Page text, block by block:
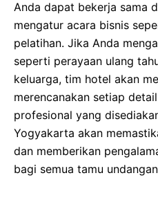
Anda dapat bekerja sama
mengatur acara bisnis
pelatihan. Jika Anda
seperti perayaan ulang
keluarga, tim hotel akan
merencanakan setiap
profesional yang
Yogyakarta akan
dan memberikan
bagi semua tamu